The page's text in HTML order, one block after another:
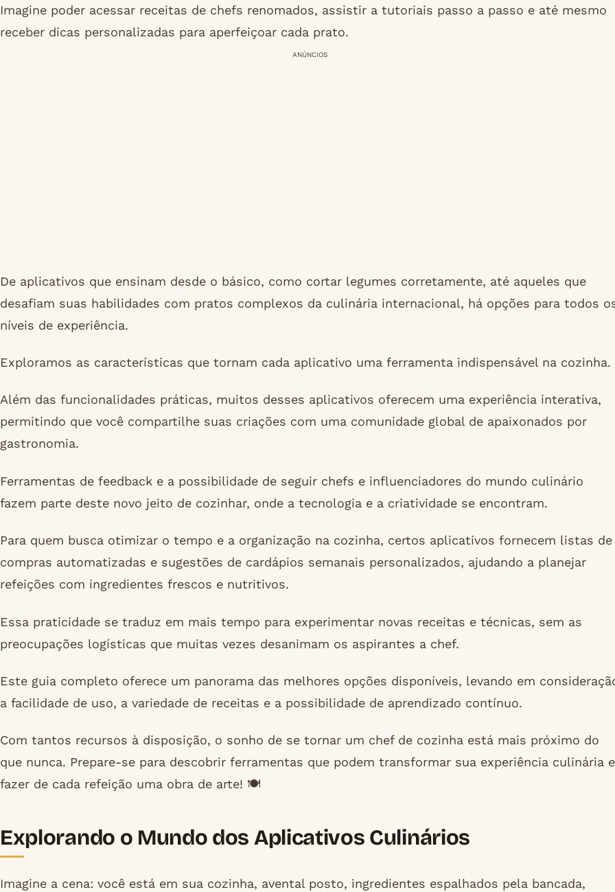
Imagine poder acessar receitas de chefs renomados, assistir a tutoriais passo a passo e até mesmo
receber dicas personalizadas para aperfeiçoar cada prato.
ANÚNCIOS
De aplicativos que ensinam desde o básico, como cortar legumes corretamente, até aqueles que
desafiam suas habilidades com pratos complexos da culinária internacional, há opções para todos
níveis de experiência.
Exploramos as características que tornam cada aplicativo uma ferramenta indispensável na cozinha.
Além das funcionalidades práticas, muitos desses aplicativos oferecem uma experiência interativa,
permitindo que você compartilhe suas criações com uma comunidade global de apaixonados por
gastronomia.
Ferramentas de feedback e a possibilidade de seguir chefs e influenciadores do mundo culinário
fazem parte deste novo jeito de cozinhar, onde a tecnologia e a criatividade se encontram.
Para quem busca otimizar o tempo e a organização na cozinha, certos aplicativos fornecem listas de
compras automatizadas e sugestões de cardápios semanais personalizados, ajudando a planejar
refeições com ingredientes frescos e nutritivos.
Essa praticidade se traduz em mais tempo para experimentar novas receitas e técnicas, sem as
preocupações logísticas que muitas vezes desanimam os aspirantes a chef.
Este guia completo oferece um panorama das melhores opções disponíveis, levando em
a facilidade de uso, a variedade de receitas e a possibilidade de aprendizado contínuo.
Com tantos recursos à disposição, o sonho de se tornar um chef de cozinha está mais próximo do
que nunca. Prepare-se para descobrir ferramentas que podem transformar sua experiência culinária e
fazer de cada refeição uma obra de arte! 🍽️
Explorando o Mundo dos Aplicativos Culinários
Imagine a cena: você está em sua cozinha, avental posto, ingredientes espalhados pela bancada,